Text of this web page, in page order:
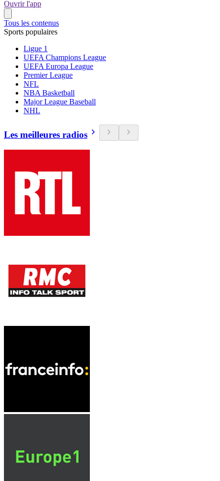
Ouvrir l'app
Tous les contenus
Sports populaires
Ligue 1
UEFA Champions League
UEFA Europa League
Premier League
NFL
NBA Basketball
Major League Baseball
NHL
Les meilleures radios